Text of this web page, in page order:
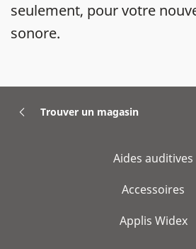
seulement, pour votre
sonore.
Trouver un magasin
Aides auditives
Accessoires
Applis Widex